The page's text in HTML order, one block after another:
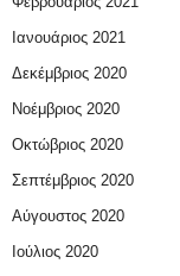
Ιανουάριος 2021
Δεκέμβριος 2020
Νοέμβριος 2020
Οκτώβριος 2020
Σεπτέμβριος 2020
Αύγουστος 2020
Ιούλιος 2020